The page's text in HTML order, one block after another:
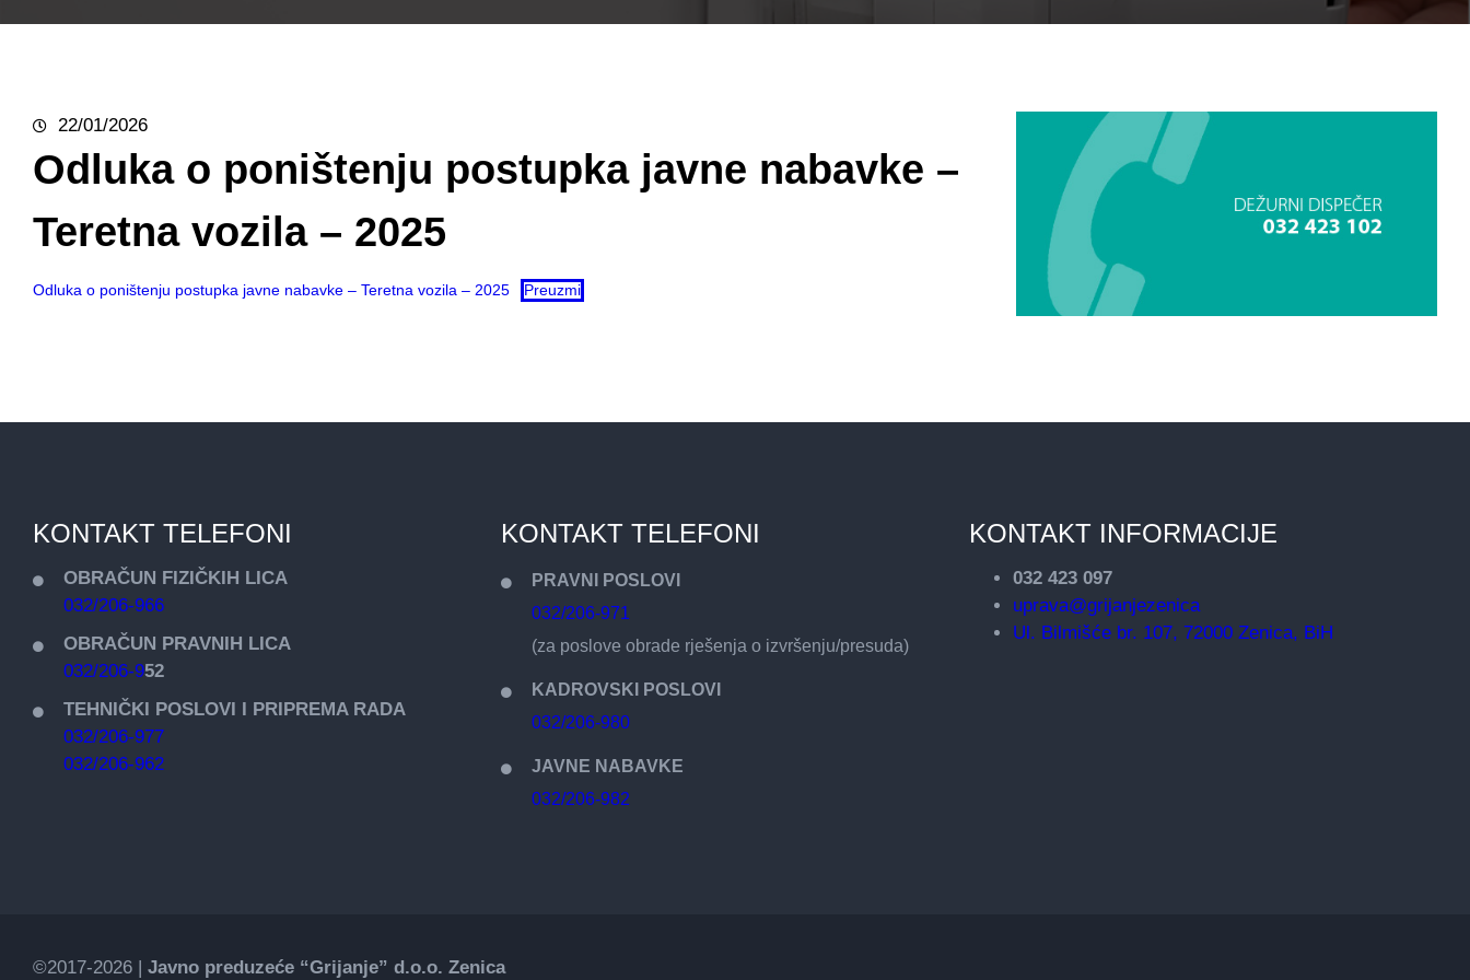
22/01/2026
Odluka o poništenju postupka javne nabavke –
Teretna vozila – 2025
Odluka o poništenju postupka javne nabavke – Teretna vozila – 2025 Preuzmi
KONTAKT TELEFONI
OBRAČUN FIZIČKIH LICA
032/206-966
OBRAČUN PRAVNIH LICA
032/206-952
TEHNIČKI POSLOVI I PRIPREMA RADA
032/206-977
032/206-962
KONTAKT TELEFONI
PRAVNI POSLOVI
032/206-971
(za poslove obrade rješenja o izvršenju/presuda)
KADROVSKI POSLOVI
032/206-980
JAVNE NABAVKE
032/206-982
KONTAKT INFORMACIJE
032 423 097
uprava@grijanjezenica
Ul. Bilmišće br. 107, 72000 Zenica, BiH
©2017-2026 | Javno preduzeće “Grijanje” d.o.o. Zenica